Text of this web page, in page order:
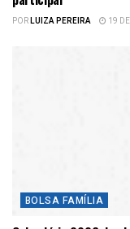
PORLUIZA PEREIRA 19
BOLSA FAMÍLIA